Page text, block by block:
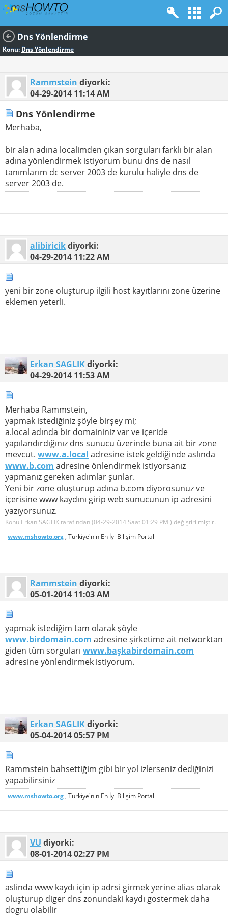
Dns Yönlendirme
Konu: Dns Yönlendirme
Rammstein diyorki:
04-29-2014 11:14 AM
Dns Yönlendirme
Merhaba,
bir alan adına localimden çıkan sorguları farklı bir alan
adına yönlendirmek istiyorum bunu dns de nasıl
tanımlarım dc server 2003 de kurulu haliyle dns de
server 2003 de.
alibiricikdiyorki:
04-29-2014 11:22 AM
yeni bir zone oluşturup ilgili host kayıtlarını zone üzerine
eklemen yeterli.
Erkan SAGLIKdiyorki:
04-29-2014 11:53 AM
Merhaba Rammstein,
yapmak istediğiniz şöyle birşey mi;
a.local adında bir domaininiz var ve içeride
yapılandırdığınız dns sunucu üzerinde buna ait bir zone
mevcut. www.a.local adresine istek geldiğinde aslında
www.b.com adresine önlendirmek istiyorsanız
yapmanız gereken adımlar şunlar.
Yeni bir zone oluşturup adına b.com diyorosunuz ve
içerisine www kaydını girip web sunucunun ip adresini
yazıyorsunuz.
Konu Erkan SAGLIK tarafından (04-29-2014 Saat01:29 PM ) değiştirilmiştir.
www.mshowto.org , Türkiye'nin En İyi Bilişim Portalı
Rammstein diyorki:
05-01-2014 11:03 AM
yapmak istediğim tam olarak şöyle
www.birdomain.com adresine şirketime ait networktan
giden tüm sorguları www.başkabirdomain.com
adresine yönlendirmek istiyorum.
Erkan SAGLIKdiyorki:
05-04-201405:57 PM
Rammstein bahsettiğim gibi bir yol izlerseniz dediğinizi
yapabilirsiniz
www.mshowto.org , Türkiye'nin En İyi Bilişim Portalı
VU diyorki:
08-01-201402:27 PM
aslinda www kaydı için ip adrsi girmek yerine alias olarak
oluşturup diger dns zonundaki kaydı gostermek daha
dogru olabilir